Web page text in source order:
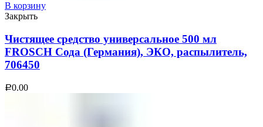
В корзину
Закрыть
Чистящее средство универсальное 500 мл
FROSCH Сода (Германия), ЭКО, распылитель,
706450
Р0.00